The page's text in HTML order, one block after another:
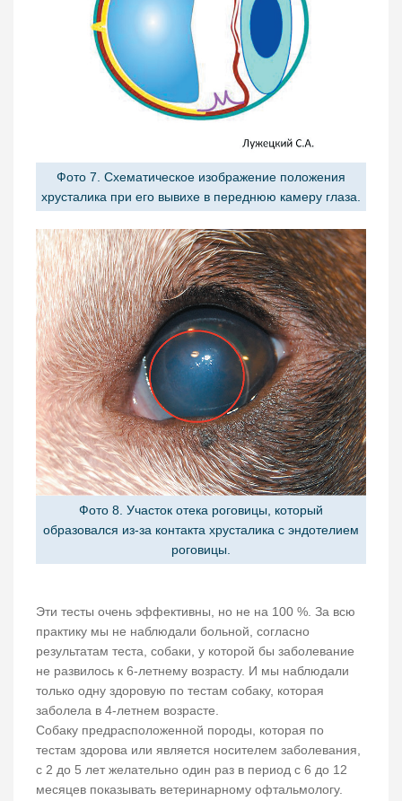
Фото 7. Схематическое изображение положения
хрусталика при его вывихе в переднюю камеру глаза.
Фото 8. Участок отека роговицы, который
образовался из-за контакта хрусталика с эндотелием
роговицы.
Эти тесты очень эффективны, но не на 100 %. За всю
практику мы не наблюдали больной, согласно
результатам теста, собаки, у которой бы заболевание
не развилось к 6-летнему возрасту. И мы наблюдали
только одну здоровую по тестам собаку, которая
заболела в 4-летнем возрасте.
Собаку предрасположенной породы, которая по
тестам здорова или является носителем заболевания,
с 2 до 5 лет желательно один раз в период с 6 до 12
месяцев показывать ветеринарному офтальмологу.